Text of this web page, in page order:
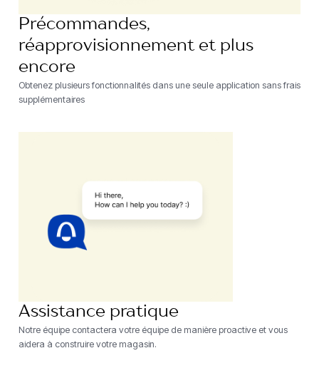
Précommandes,
réapprovisionnement et plus
encore
Obtenez plusieurs fonctionnalités dans une seule application sans frais
supplémentaires
Assistance pratique
Notre équipe contactera votre équipe de manière proactive et vous
aidera à construire votre magasin.